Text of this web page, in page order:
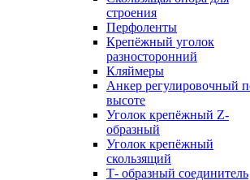
строения
Перфоленты
Крепёжный уголок
разносторонний
Кляймеры
Анкер регулировочный
высоте
Уголок крепёжный Z-
образный
Уголок крепёжный
скользящий
Т- образный соединитель